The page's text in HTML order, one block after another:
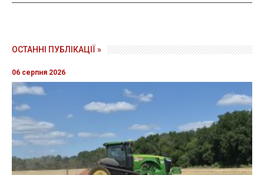
ОСТАННІ ПУБЛІКАЦІЇ »
06 серпня 2026